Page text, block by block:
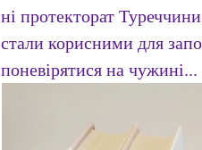
ні протекторат
стали корисними для
поневірятися на чужині...